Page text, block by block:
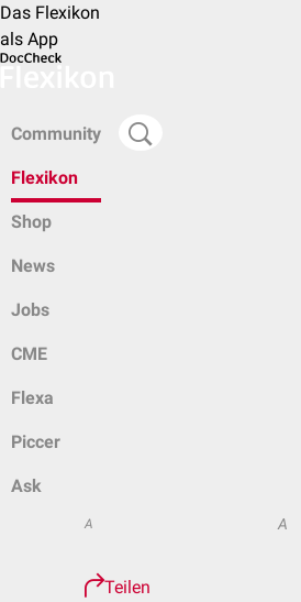
Das Flexikon
als App
Community
Flexikon
Shop
News
Jobs
CME
Flexa
Piccer
Ask
A A
Teilen